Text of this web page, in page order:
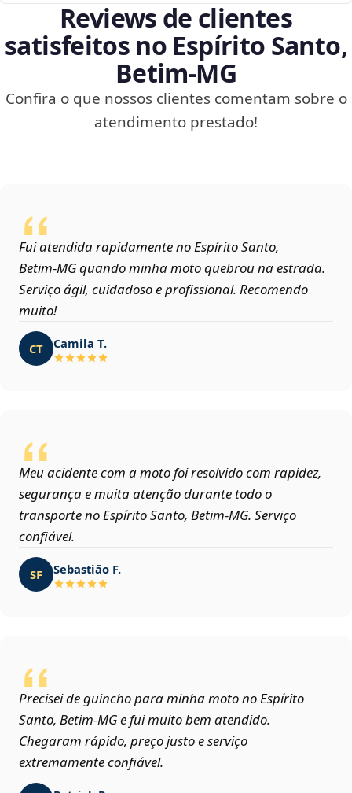
Reviews de clientes
satisfeitos no Espírito Santo,
Betim‑MG
Confira o que nossos clientes comentam sobre o
atendimento prestado!
Fui atendida rapidamente no Espírito Santo,
Betim‑MG quando minha moto quebrou na estrada.
Serviço ágil, cuidadoso e profissional. Recomendo
muito!
CT Camila T.
Meu acidente com a moto foi resolvido com rapidez,
segurança e muita atenção durante todo o
transporte no Espírito Santo, Betim‑MG. Serviço
confiável.
SF Sebastião F.
Precisei de guincho para minha moto no Espírito
Santo, Betim‑MG e fui muito bem atendido.
Chegaram rápido, preço justo e serviço
extremamente confiável.